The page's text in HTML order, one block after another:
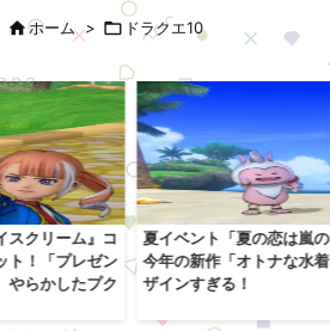
ホーム >  ドラクエ10
スクリーム』コ
ト！「プレゼン
やらかしたプク
夏イベント「夏の恋は嵐の
今年の新作「オトナな水
ザインすぎる！